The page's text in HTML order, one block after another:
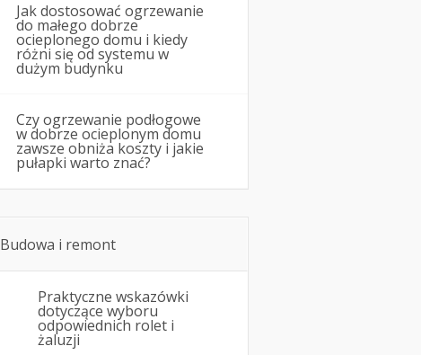
Jak dostosować ogrzewanie
do małego dobrze
ocieplonego domu i kiedy
różni się od systemu w
dużym budynku
Czy ogrzewanie podłogowe
w dobrze ocieplonym domu
zawsze obniża koszty i jakie
pułapki warto znać?
Budowa i remont
Praktyczne wskazówki
dotyczące wyboru
odpowiednich rolet i
żaluzji